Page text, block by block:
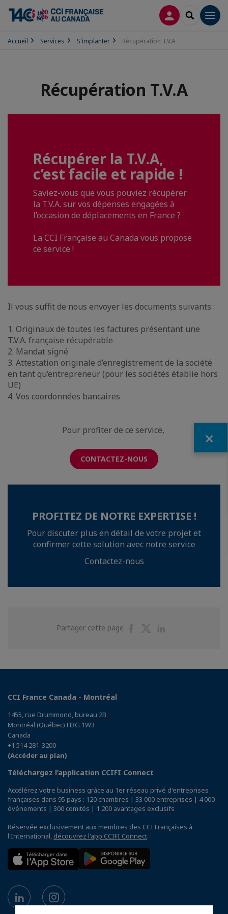
CONNEXION
Accueil Services S'implanter Récupération T.V.A
Récupération T.V.A
Récupérer la T.V.A,
c’est facile et rapide !
Saviez-vous que vous pouviez récupérer
la T.V.A. sur vos dépenses engagées à
l’occasion de déplacements en France ?
La CCI Française au Canada vous propose
ce service !
Il vous suffit de nous envoyer les documents suivants :
1. Originaux de toutes les factures présentant une
T.V.A. française récupérable
2. Mandat signé
3. Attestation originale d’enregistrement de la société
en tant qu’entrepreneur (pour les sociétés établie hors
UE)
4. Vos coordonnées bancaires
Pour profiter de ce service,
CONTACTEZ-NOUS
PROFITEZ DE NOTRE EXPERTISE !
Pour discuter plus en détail de votre projet et
confirmer cette solution avec notre service
Contactez-nous
Partager cette page
PartagerPartager
CCI France Canada - Montréal
1455, rue Drummond, bureau 2B
Montréal (Québec) H3G 1W3
Canada
+1 514 281-3200
(Accéder au plan)
Téléchargez l’application CCIFI Connect
Accélérez votre business grâce au 1er réseau privé d'entreprises
françaises dans 95 pays : 120 chambres | 33 000 entreprises | 4 000
événements | 300 comités | 1 200 avantages exclusifs
Réservée exclusivement aux membres des CCI Françaises à
l'International, découvrez l'app CCIFI Connect.